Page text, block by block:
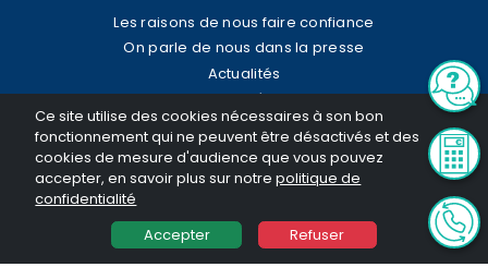
Ce site utilise des cookies nécessaires à son bon
fonctionnement qui ne peuvent être désactivés et des
cookies de mesure d'audience que vous pouvez
accepter, en savoir plus sur notrepolitique de
confidentialité
Accepter
Refuser
Les raisons de nous faire confiance
On parle de nous dans la presse
Actualités
Mentions légales
Politique de confidentialité
Plan du site
Qui sommes-nous ?
CONTACT